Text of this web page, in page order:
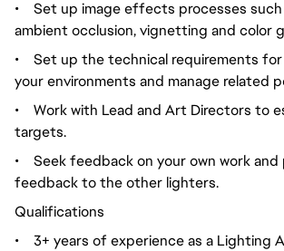
•
Set up image effects processes such
ambient occlusion, vignetting and color
•
Set up the technical requirements
your environments and manage related
•
Work with Lead and Art Directors to
targets.
•
Seek feedback on your own work and
feedback to the other lighters.
Qualifications
•
3+ years of experience as a Lighting